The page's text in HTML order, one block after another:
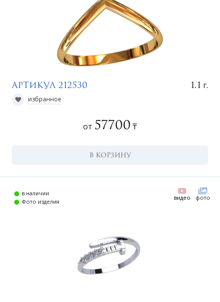
Артикул 212530 1.1 г.
избранное
от 57700 ₸
В КОРЗИНУ
в наличии
Фото изделия
видео фото